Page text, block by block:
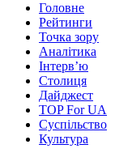
Головне
Рейтинги
Точка зору
Аналітика
Інтерв’ю
Столиця
Дайджест
TOP For UA
Суспiльство
Культура